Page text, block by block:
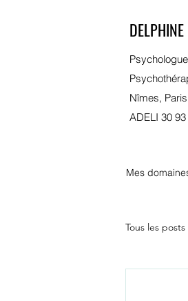
Nîmes,
ADELI 30
Mes
Tous les posts